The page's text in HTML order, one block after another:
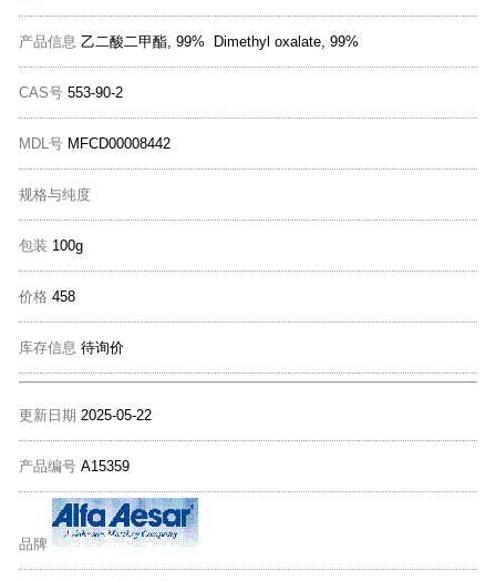
产品信息 乙二酸二甲酯, 99% Dimethyl oxalate, 99%
CAS号 553-90-2
MDL号 MFCD00008442
规格与纯度
包装 100g
价格 458
库存信息 待询价
更新日期 2025-05-22
产品编号 A15359
品牌